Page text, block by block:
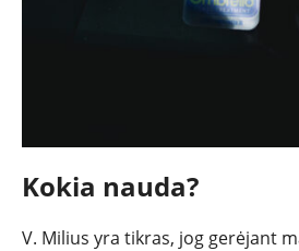
Kokia nauda?
V. Milius yra tikras, jog gerėjant